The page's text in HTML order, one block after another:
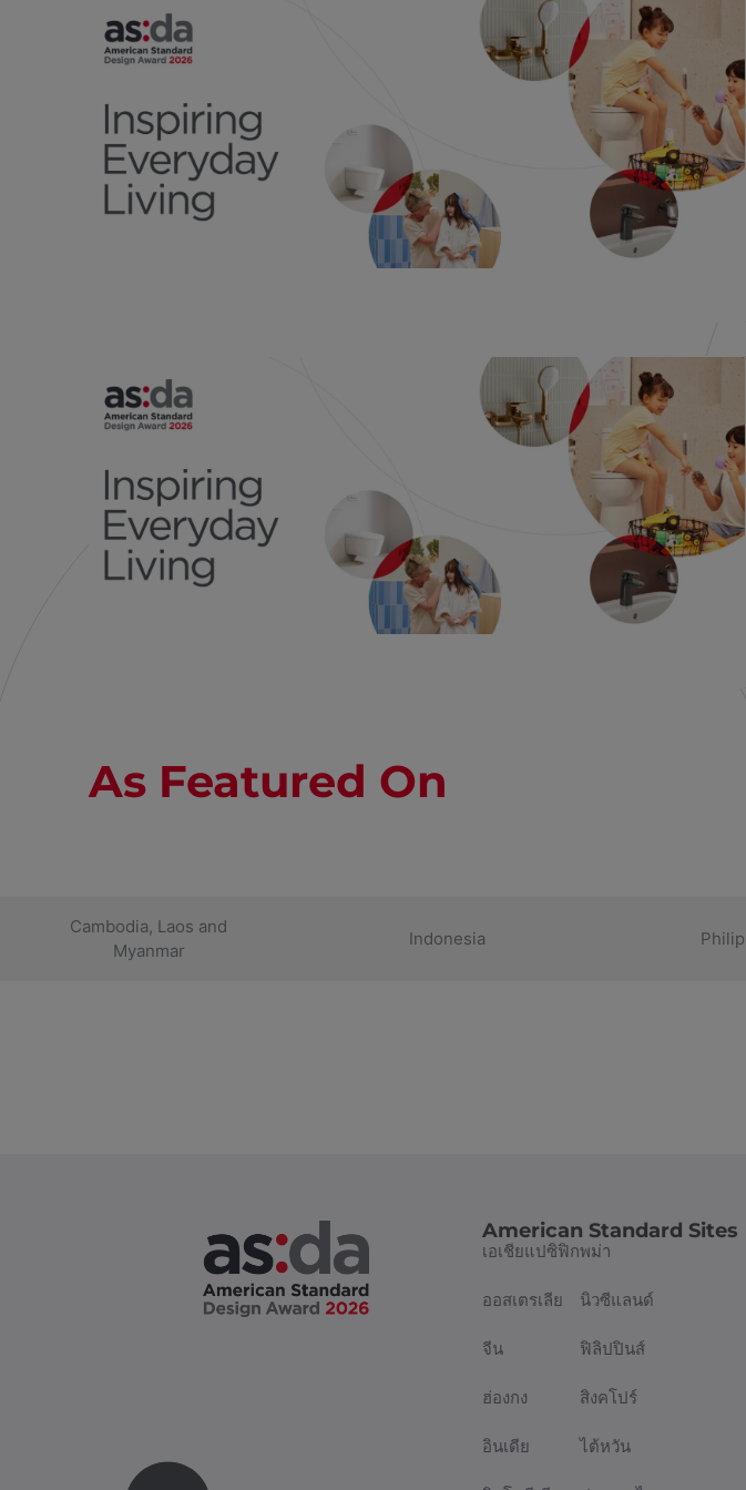
As Featured On
Cambodia, Laos and
Myanmar
Indonesia
American Standard Sites
เอเชียแปซิฟิก
ออสเตรเลีย
จีน
ฮ่องกง
อินเดีย
พม่า
นิวซีแลนด์
ฟิลิปปินส์
สิงคโปร์
ไต้หวัน